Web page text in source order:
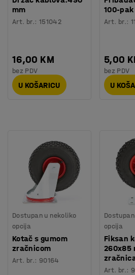
mm
Art. br.: 151042
16,00 KM
bez PDV
U KOŠARICU
100-pak
Art. br.:
5,00
bez PDV
U
Dostupan u nekoliko
opcija
Kotač s gumom
zračnicom
Art. br.: 90164
opcija
Fiksan
260x85
Art. br.: